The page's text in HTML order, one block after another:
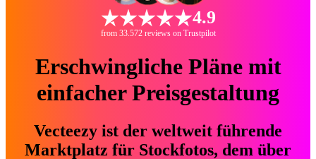
4.9
from 33.572 reviews on Trustpilot
Erschwingliche Pläne mit
einfacher Preisgestaltung
Vecteezy ist der weltweit führende
Marktplatz für Stockfotos, dem über